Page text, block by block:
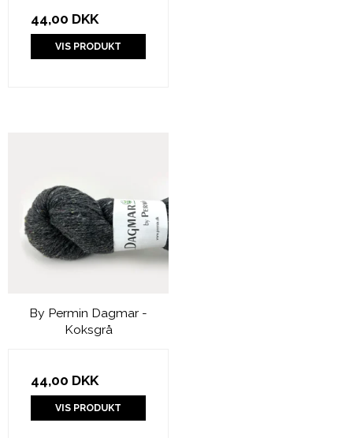
44,00 DKK
VIS PRODUKT
By Permin Dagmar -
Koksgrå
44,00 DKK
VIS PRODUKT